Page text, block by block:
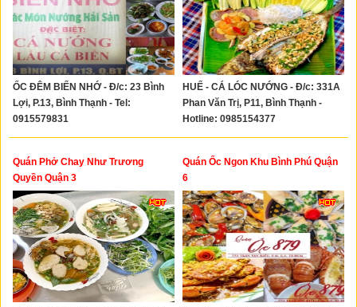
ỐC ĐÊM BIỂN NHỚ - Đ/c: 23 Bình
Lợi, P.13, Bình Thạnh - Tel:
0915579831
HUẾ - CÁ LÓC NƯỚNG - Đ/c: 331A
Phan Văn Trị, P11, Bình Thạnh -
Hotline: 0985154377
Quán Phở Chay Như Trương
Quyền Quận 3
Quán Ốc Ngon Khu Bình Phú Quận
6